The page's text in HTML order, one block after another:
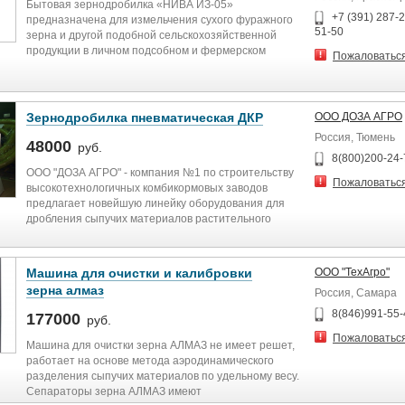
100мм;
-сечки соломы, с влажностью до 14% и длиной до
100мм.
производства комбикорма. Запатентована и имеет
все сертификаты надежности и качества.
Особенности зернодробилки:
минеральные и металломагнитные примеси из
подаваемого продукта, что увеличивает ресурс
рабочих органов.
2) регулировка степени помола производится с
диаметра.
3) дробилка используется автономно или
встраивается в линию для приготовления
полнорационных комбикормов.
Удобная! Габаритные размеры
Выгодная! Мощность: от 3 кВт до 37 кВт
Производительная! Производительность: от 0,15 т/
час до 5 т/час
Бытовая зернодробилка «НИВА ИЗ-05»
предназначена для измельчения сухого фуражного
зерна и другой подобной сельскохозяйственной
продукции в личном подсобном и фермерском
Измельчитель зерна должен эксплуатироваться под
навесом или в помещении при
температуре окружающей среды от 0 до +30
+7 (391) 287-
51-50
Зернодробилка пневматическая ДКР
48000 руб.
ООО "ДОЗА АГРО" - компания №1 по строительству
высокотехнологичных комбикормовых заводов
предлагает новейшую линейку оборудования для
дробления сыпучих материалов растительного
Мы являемся разработчиками всего модельного ряда
пневмодробилок в РФ.
У нас самый большой ассортимент зернодробилок
производительностью от 150 кг до 5000 кг/час.
Всегда в наличии
Преимущества наших дробилок:
1) встроенный сепаратор, отделяющий
минеральные и металломагнитные примеси из
ООО ДОЗА АГРО
Россия, Тюмень
8(800)200-24-
Машина для очистки и калибровки
зерна алмаз
177000 руб.
Машина для очистки зерна АЛМАЗ не имеет решет,
работает на основе метода аэродинамического
разделения сыпучих материалов по удельному весу.
Сепараторы зерна АЛМАЗ имеют
ООО "ТехАгро"
Россия, Самара
8(846)991-55-